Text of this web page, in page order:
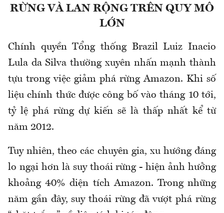
RỪNG VÀ LAN RỘNG TRÊN QUY MÔ
LỚN
Chính quyền Tổng thống Brazil Luiz Inacio
Lula da Silva thường xuyên nhấn mạnh thành
tựu trong việc giảm phá rừng Amazon. Khi số
liệu chính thức được công bố vào tháng 10 tới,
tỷ lệ phá rừng dự kiến sẽ là thấp nhất kể từ
năm 2012.
Tuy nhiên, theo các chuyên gia, xu hướng đáng
lo ngại hơn là suy thoái rừng - hiện ảnh hưởng
khoảng 40% diện tích Amazon. Trong những
năm gần đây, suy thoái rừng đã vượt phá rừng